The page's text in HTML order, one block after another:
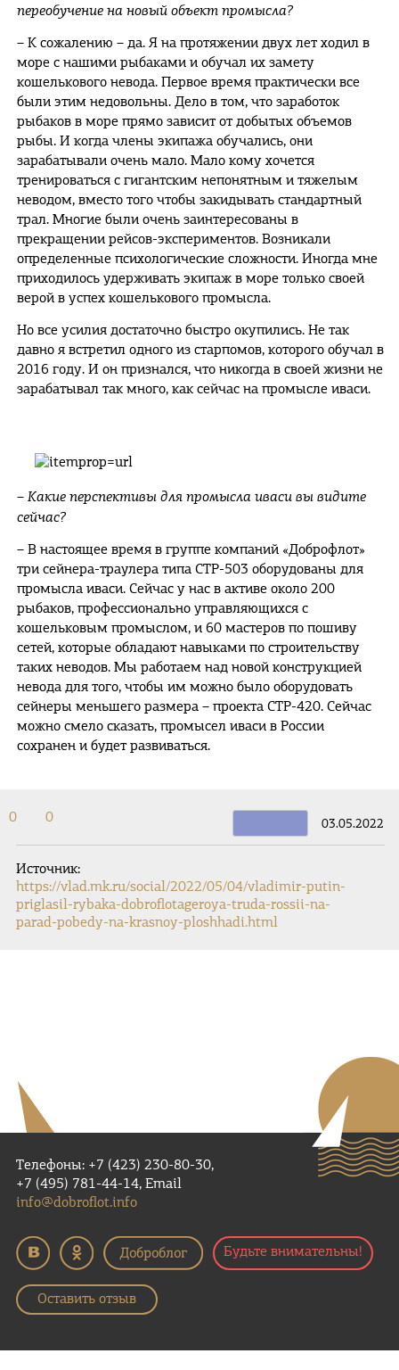
переобучение на новый объект промысла?
– К сожалению – да. Я на протяжении двух лет ходил в
море с нашими рыбаками и обучал их замету
кошелькового невода. Первое время практически все
были этим недовольны. Дело в том, что заработок
рыбаков в море прямо зависит от добытых объемов
рыбы. И когда члены экипажа обучались, они
зарабатывали очень мало. Мало кому хочется
тренироваться с гигантским непонятным и тяжелым
неводом, вместо того чтобы закидывать стандартный
трал. Многие были очень заинтересованы в
прекращении рейсов-экспериментов. Возникали
определенные психологические сложности. Иногда мне
приходилось удерживать экипаж в море только своей
верой в успех кошелькового промысла.
Но все усилия достаточно быстро окупились. Не так
давно я встретил одного из старпомов, которого обучал в
2016 году. И он признался, что никогда в своей жизни не
зарабатывал так много, как сейчас на промысле иваси.
– Какие перспективы для промысла иваси вы видите
сейчас?
– В настоящее время в группе компаний «Доброфлот»
три сейнера-траулера типа СТР-503 оборудованы для
промысла иваси. Сейчас у нас в активе около 200
рыбаков, профессионально управляющихся с
кошельковым промыслом, и 60 мастеров по пошиву
сетей, которые обладают навыками по строительству
таких неводов. Мы работаем над новой конструкцией
невода для того, чтобы им можно было оборудовать
сейнеры меньшего размера – проекта СТР-420. Сейчас
можно смело сказать, промысел иваси в России
сохранен и будет развиваться.
03.05.2022
0 0
Источник:
https://vlad.mk.ru/social/2022/05/04/vladimir-putin-
priglasil-rybaka-dobroflotageroya-truda-rossii-na-
parad-pobedy-na-krasnoy-ploshhadi.html
Телефоны: +7 (423) 230-80-30,
+7 (495) 781-44-14, Email
info@dobroflot.info
Будьте внимательны!
Оставить отзыв